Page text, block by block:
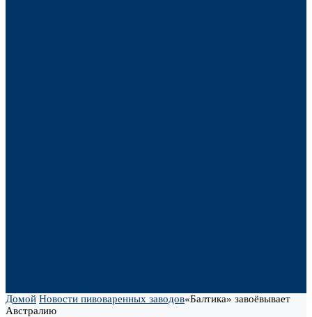
Домой Новости пивоваренных заводов«Балтика» завоёвывает
Австралию